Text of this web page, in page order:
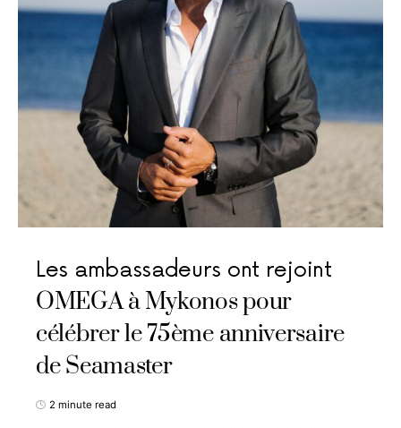
Les ambassadeurs ont rejoint
OMEGA à Mykonos pour
célébrer le 75ème anniversaire
de Seamaster
2 minute read